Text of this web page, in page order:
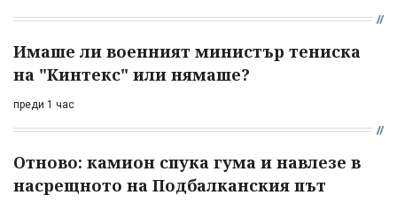
Имаше ли военният министър тениска
на "Кинтекс" или нямаше?
преди 1 час
Отново: камион спука гума и навлезе в
насрещното на Подбалканския път